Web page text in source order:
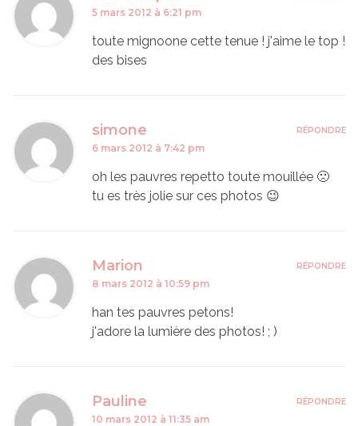
5 mars 2012 à 6:21 pm
toute mignoone cette tenue ! j'aime le top !
des bises
simone
6 mars 2012 à 7:42 pm
oh les pauvres repetto toute mouillée 🙁
tu es très jolie sur ces photos 😉
RÉPONDRE
Marion
8 mars 2012 à 10:59 pm
han tes pauvres petons!
j'adore la lumière des photos! ; )
RÉPONDRE
Pauline
10 mars 2012 à 11:35 am
RÉPONDRE